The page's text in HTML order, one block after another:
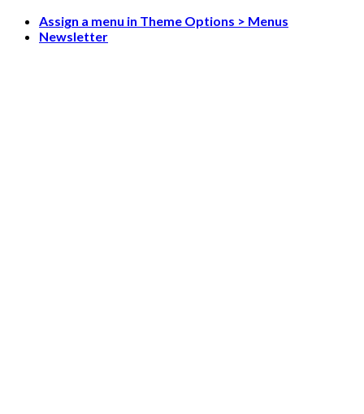
Skip
Assign a menu in Theme Options > Menus
Newsletter